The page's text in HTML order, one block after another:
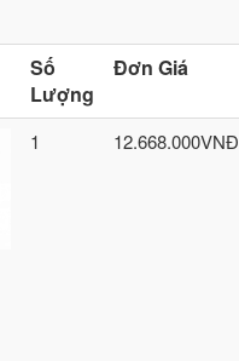
Số
Lượng
Đơn Giá
1 12.668.000VNĐ